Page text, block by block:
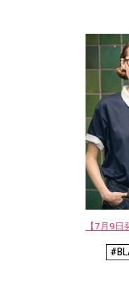
【7月9